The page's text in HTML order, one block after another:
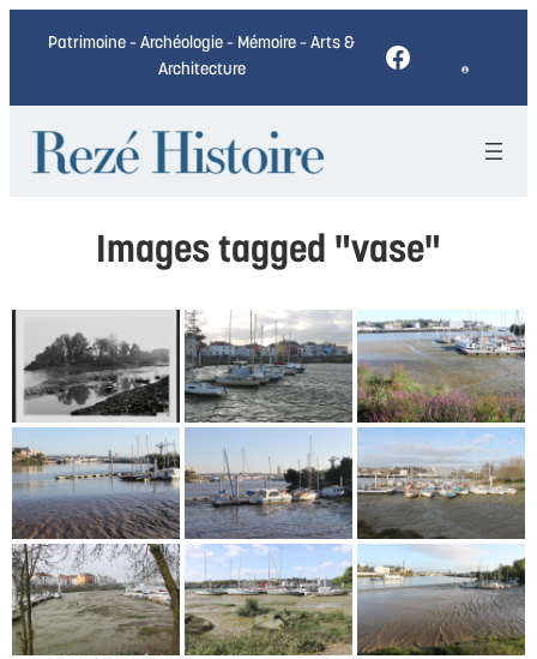
Patrimoine – Archéologie – Mémoire – Arts &
Architecture
Facebook
Images tagged "vase"